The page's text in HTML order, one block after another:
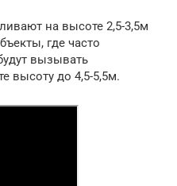
на высоте 2,5-3,5м
где часто
вызывать
высоту до 4,5-5,5м.